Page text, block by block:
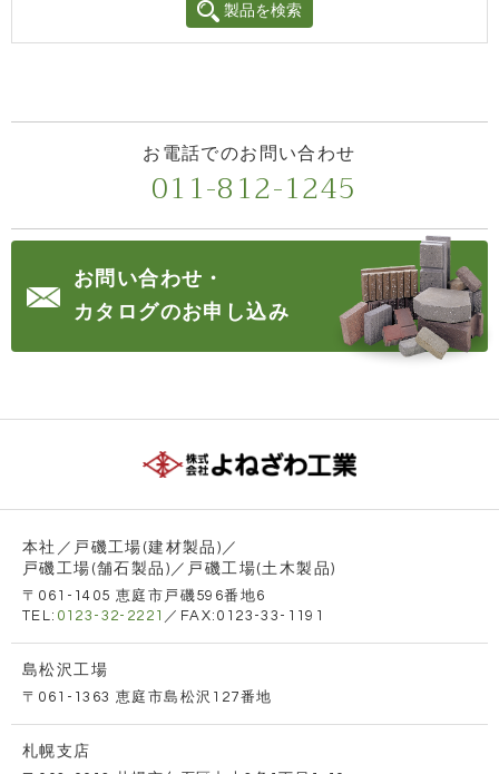
製品を検索
お電話でのお問い合わせ
011-812-1245
お問い合わせ・
カタログのお申し込み
本社／戸磯工場(建材製品)／
戸磯工場(舗石製品)／戸磯工場(土木製品)
〒061-1405 恵庭市戸磯596番地6
TEL: 0123-32-2221 ／FAX:0123-33-1191
島松沢工場
〒061-1363 恵庭市島松沢127番地
札幌支店